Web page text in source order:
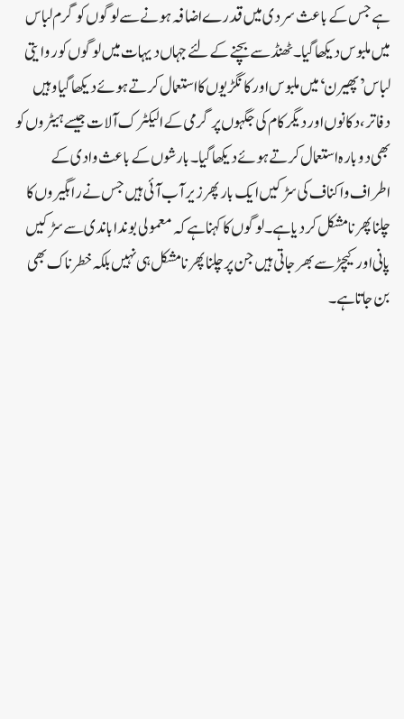
ہے جس کے باعث سردی میں قدرے اضافہ ہونے سے لوگوں کو گرم لباس
میں ملبوس دیکھا گیا۔ٹھنڈ سے بچنے کے لئے جہاں دیہات میں لوگوں کو روایتی
لباس ’پھیرن‘ میں ملبوس اور کانگڑیوں کا استعمال کرتے ہوئے دیکھا گیا وہیں
دفاتر، دکانوں اور دیگر کام کی جگہوں پر گرمی کے الیکٹرک آلات جیسے ہیٹروں کو
بھی دوبارہ استعمال کرتے ہوئے دیکھا گیا۔بارشوں کے باعث وادی کے
اطراف و اکناف کی سڑکیں ایک بار پھر زیر آب آئی ہیں جس نے راہگیروں کا
چلنا پھرنا مشکل کر دیا ہے۔لوگوں کا کہنا ہے کہ معمولی بوندا باندی سے سڑکیں
پانی اور کیچڑ سے بھر جاتی ہیں جن پر چلنا پھرنا مشکل ہی نہیں بلکہ خطرناک بھی
بن جاتا ہے۔